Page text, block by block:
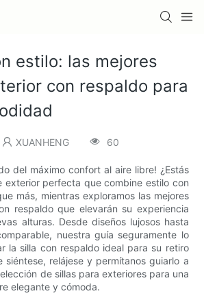
estilo: las mejores
con respaldo para
XUANHENG 60
del máximo confort al aire libre! ¿Estás
exterior perfecta que combine estilo con
más, mientras exploramos las mejores
respaldo que elevarán su experiencia
alturas. Desde diseños lujosos hasta
nuestra guía seguramente lo
la silla con respaldo ideal para su retiro
siéntese, relájese y permítanos guiarlo a
de sillas para exteriores para una
elegante y cómoda.